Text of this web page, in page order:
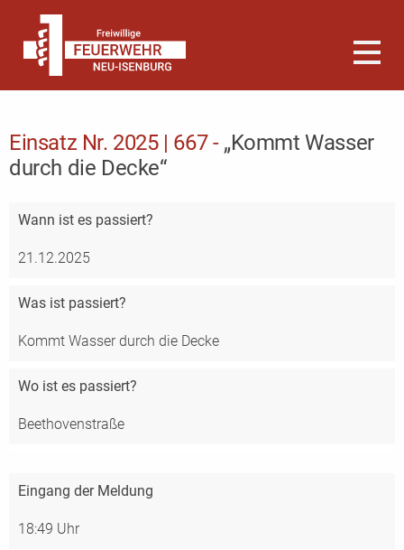
Einsatz Nr. 2025 | 667 - „Kommt Wasser
durch die Decke“
Wann ist es passiert?
21.12.2025
Was ist passiert?
Kommt Wasser durch die Decke
Wo ist es passiert?
Beethovenstraße
Eingang der Meldung
18:49 Uhr